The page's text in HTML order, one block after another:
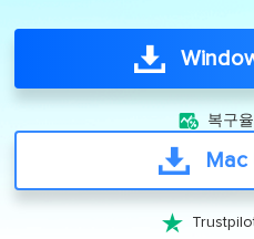
 복구
